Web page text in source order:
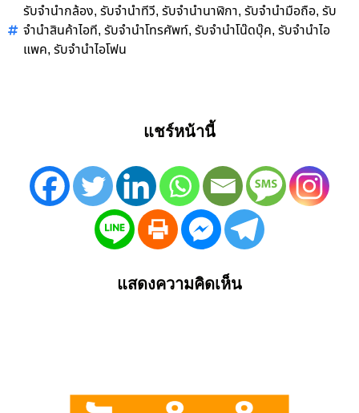
รับจำนำกล้อง, รับจำนำทีวี, รับจำนำนาฬิกา, รับจำนำมือถือ, รับ
จำนำสินค้าไอที, รับจำนำโทรศัพท์, รับจำนำโน๊ดบุ๊ค, รับจำนำไอ
แพค, รับจำนำไอโฟน
แชร์หน้านี้
แสดงความคิดเห็น